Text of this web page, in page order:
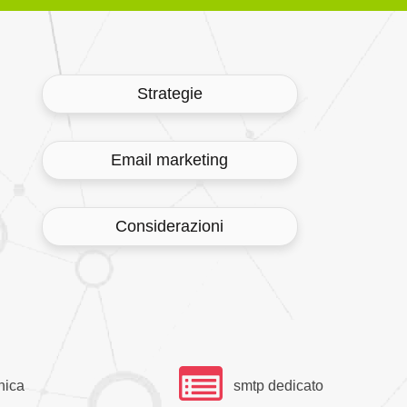
Strategie
Email marketing
Considerazioni
smtp dedicato